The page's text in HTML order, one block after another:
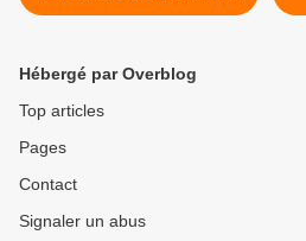
FNTP et le Syndicat des
de bonnes pratiques
Hébergé par Overblog
Top articles
Pages
Contact
Signaler un abus